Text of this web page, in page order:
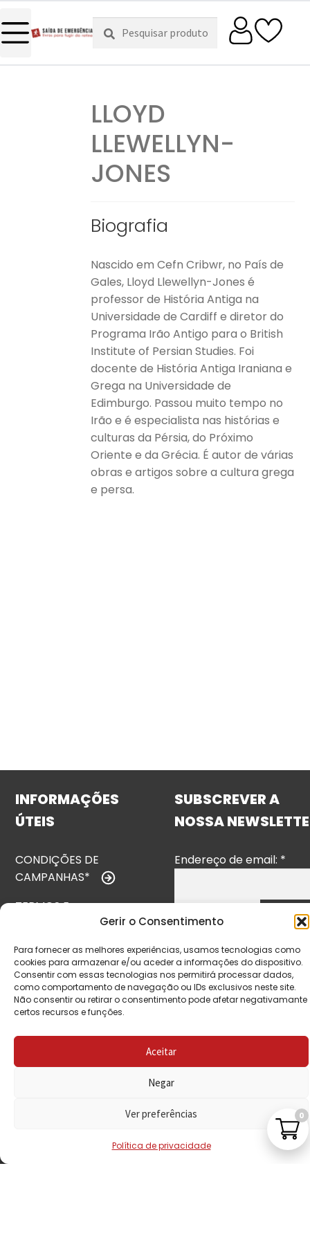
Gerir o Consentimento
Para fornecer as melhores experiências, usamos tecnologias como
cookies para armazenar e/ou aceder a informações do dispositivo.
Consentir com essas tecnologias nos permitirá processar dados,
como comportamento de navegação ou IDs exclusivos neste site.
Não consentir ou retirar o consentimento pode afetar negativamante
certos recursos e funções.
Aceitar
Negar
Ver preferências
Política de privacidade
Pesquisar
por:
Pesquisa
LLOYD
LLEWELLYN-
JONES
Biografia
Nascido em Cefn Cribwr, no País de
Gales, Lloyd Llewellyn-Jones é
professor de História Antiga na
Universidade de Cardiff e diretor do
Programa Irão Antigo para o British
Institute of Persian Studies. Foi
docente de História Antiga Iraniana e
Grega na Universidade de
Edimburgo. Passou muito tempo no
Irão e é especialista nas histórias e
culturas da Pérsia, do Próximo
Oriente e da Grécia. É autor de várias
obras e artigos sobre a cultura grega
e persa.
INFORMAÇÕES
ÚTEIS
CONDIÇÕES DE
CAMPANHAS*
TERMOS E
POLÍTICA DE
PRIVACIDADE
POLÍTICA DE
REEMBOLSO
RECLAMAÇÕES
SUBSCREVER A
NOSSA
Endereço de email: *
0